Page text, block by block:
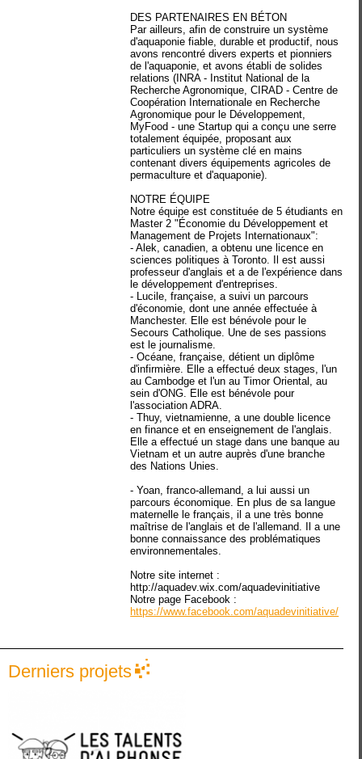
DES PARTENAIRES EN BÉTON
Par ailleurs, afin de construire un système
d'aquaponie fiable, durable et productif, nous
avons rencontré divers experts et pionniers
de l'aquaponie, et avons établi de solides
relations (INRA - Institut National de la
Recherche Agronomique, CIRAD - Centre de
Coopération Internationale en Recherche
Agronomique pour le Développement,
MyFood - une Startup qui a conçu une serre
totalement équipée, proposant aux
particuliers un système clé en mains
contenant divers équipements agricoles de
permaculture et d'aquaponie).
NOTRE ÉQUIPE
Notre équipe est constituée de 5 étudiants en
Master 2 "Économie du Développement et
Management de Projets Internationaux":
- Alek, canadien, a obtenu une licence en
sciences politiques à Toronto. Il est aussi
professeur d'anglais et a de l'expérience dans
le développement d'entreprises.
- Lucile, française, a suivi un parcours
d'économie, dont une année effectuée à
Manchester. Elle est bénévole pour le
Secours Catholique. Une de ses passions
est le journalisme.
- Océane, française, détient un diplôme
d'infirmière. Elle a effectué deux stages, l'un
au Cambodge et l'un au Timor Oriental, au
sein d'ONG. Elle est bénévole pour
l'association ADRA.
- Thuy, vietnamienne, a une double licence
en finance et en enseignement de l'anglais.
Elle a effectué un stage dans une banque au
Vietnam et un autre auprès d'une branche
des Nations Unies.
- Yoan, franco-allemand, a lui aussi un
parcours économique. En plus de sa langue
maternelle le français, il a une très bonne
maîtrise de l'anglais et de l'allemand. Il a une
bonne connaissance des problématiques
environnementales.
Notre site internet :
http://aquadev.wix.com/aquadevinitiative
Notre page Facebook :
https://www.facebook.com/aquadevinitiative/
Derniers projets